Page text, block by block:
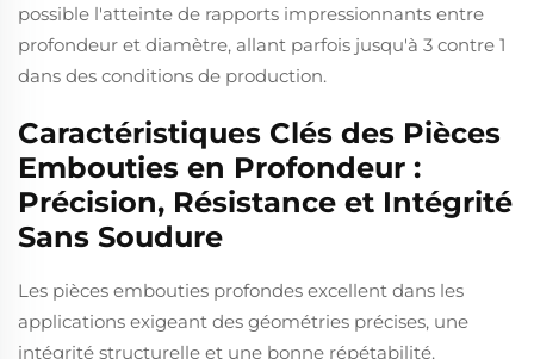
possible l'atteinte de rapports impressionnants entre
profondeur et diamètre, allant parfois jusqu'à 3 contre 1
dans des conditions de production.
Caractéristiques Clés des Pièces
Embouties en Profondeur :
Précision, Résistance et Intégrité
Sans Soudure
Les pièces embouties profondes excellent dans les
applications exigeant des géométries précises, une
intégrité structurelle et une bonne répétabilité.